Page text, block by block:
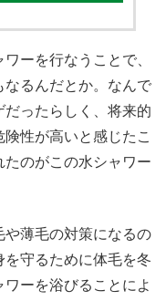
ーを行なうことで、
るんだとか。なんで
だったらしく、将来的
性が高いと感じたこ
のがこの水シャワー
薄毛の対策になるの
守るために体毛を冬
ーを浴びることによ